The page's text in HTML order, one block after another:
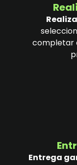
completar
Entrega